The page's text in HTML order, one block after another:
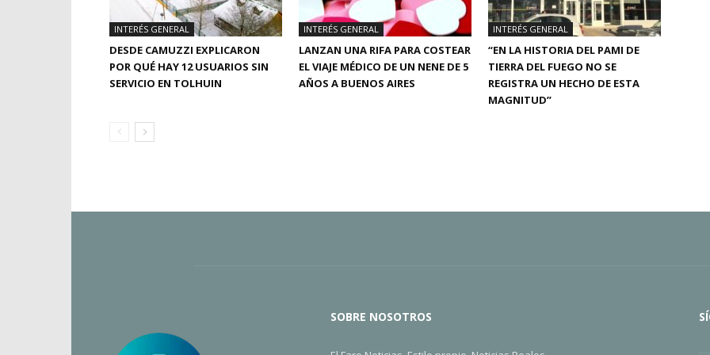
INTERÉS GENERAL
DESDE CAMUZZI EXPLICARON
POR QUÉ HAY 12 USUARIOS SIN
SERVICIO EN TOLHUIN
INTERÉS GENERAL
LANZAN UNA RIFA PARA COSTEAR
EL VIAJE MÉDICO DE UN NENE DE 5
AÑOS A BUENOS AIRES
INTERÉS GENERAL
“EN LA HISTORIA DEL PAMI DE
TIERRA DEL FUEGO NO SE
REGISTRA UN HECHO DE ESTA
MAGNITUD”
SOBRE NOSOTROS